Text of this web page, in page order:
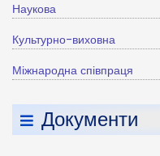
Наукова
Культурно-виховна
Міжнародна співпраця
Документи